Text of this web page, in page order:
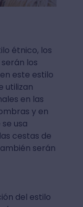
étnico, los
los
este estilo
utilizan
en las
y en
usa
cestas de
serán
del estilo